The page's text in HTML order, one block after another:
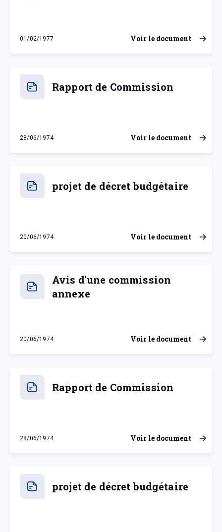
01/02/1977
mardi 1 février 1977
Voir le document
Rapport de Commission
28/06/1974
vendredi 28 juin 1974
Voir le document
projet de décret budgétaire
20/06/1974
jeudi 20 juin 1974
Voir le document
Avis d'une commission
annexe
20/06/1974
jeudi 20 juin 1974
Voir le document
Rapport de Commission
28/06/1974
vendredi 28 juin 1974
Voir le document
projet de décret budgétaire